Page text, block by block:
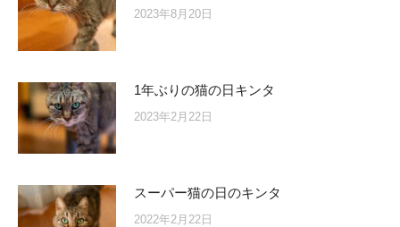
2023年8月20日
1年ぶりの猫の日キンタ
2023年2月22日
スーパー猫の日のキンタ
2022年2月22日